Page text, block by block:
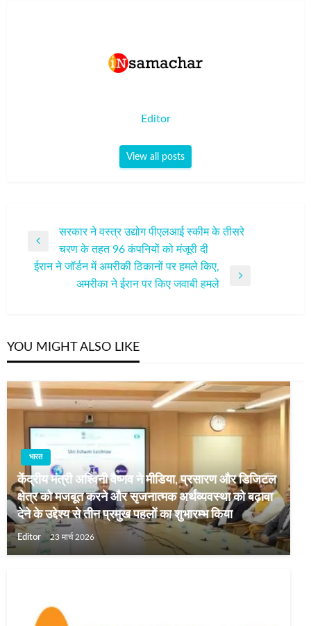
Editor
View all posts
नेविगेशन
Previous
Post
सरकार ने वस्त्र उद्योग पीएलआई स्कीम के तीसरे
चरण के तहत 96 कंपनियों को मंजूरी दी
ईरान ने जॉर्डन में अमरीकी ठिकानों पर हमले किए,
अमरीका ने ईरान पर किए जवाबी हमले
YOU MIGHT ALSO LIKE
भारत
केंद्रीय मंत्री अश्विनी वैष्णव ने मीडिया, प्रसारण और डिजिटल
क्षेत्र को मजबूत करने और सृजनात्मक अर्थव्यवस्था को बढ़ावा
देने के उद्देश्य से तीन प्रमुख पहलों का शुभारम्भ किया
Editor 23 मार्च 2026